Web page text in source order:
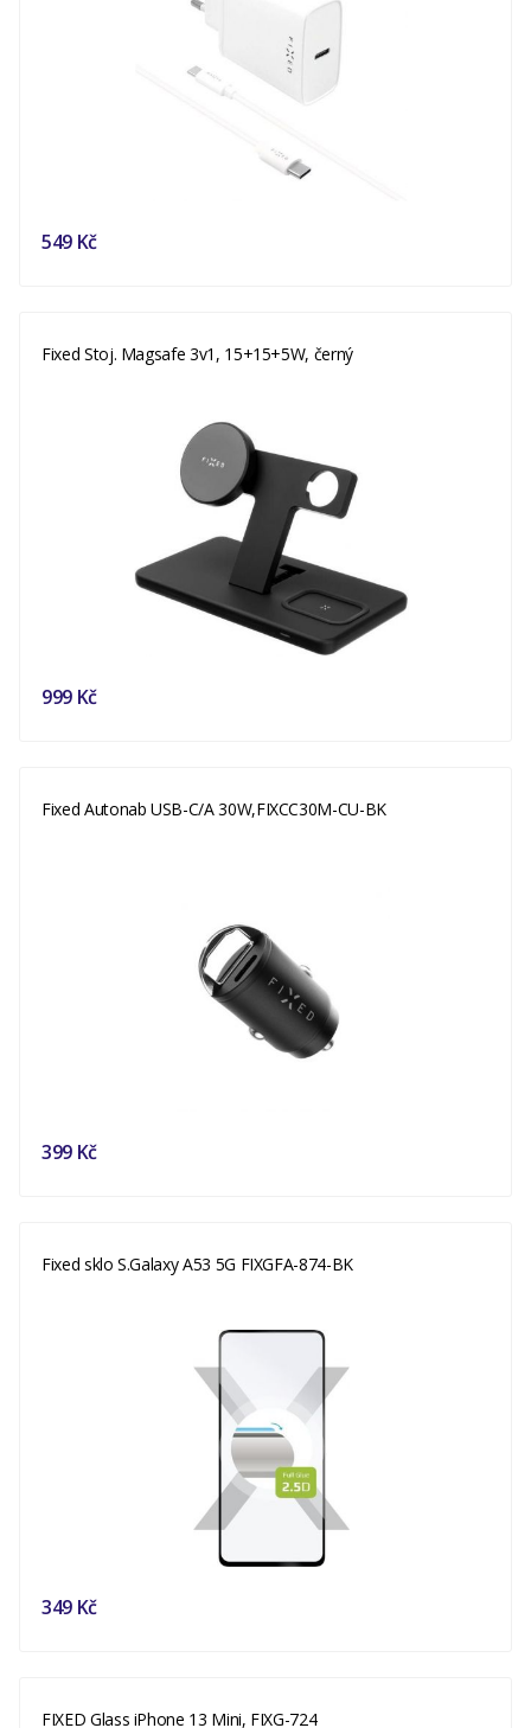
549 Kč
Fixed Stoj. Magsafe 3v1, 15+15+5W, černý
999 Kč
Fixed Autonab USB-C/A 30W,FIXCC30M-CU-BK
399 Kč
Fixed sklo S.Galaxy A53 5G FIXGFA-874-BK
349 Kč
FIXED Glass iPhone 13 Mini, FIXG-724